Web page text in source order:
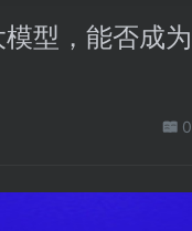
型，能否成
0